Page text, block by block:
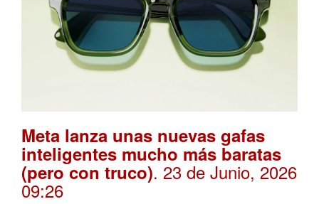
Meta lanza unas nuevas gafas
inteligentes mucho más baratas
(pero con truco). 23 de Junio, 2026
09:26